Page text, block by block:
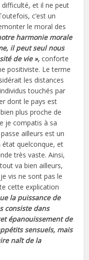
difficulté, et il ne peut
c’est un
le moral des
harmonie morale
il peut seul nous
de vie », conforte
positiviste. Le terme
les distances
touchés par
dont le pays est
plus proche de
je compatis à sa
ailleurs est un
état quelconque, et
très vaste. Ainsi,
va bien ailleurs,
vis ne sont pas le
cette explication
la puissance de
consiste dans
épanouissement de
sensuels, mais
naît de la